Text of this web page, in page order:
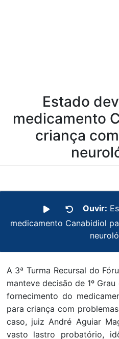
Estado
medicamento
criança
Ouvir:
medicamento Canabidiol
A 3ª Turma Recursal do
manteve decisão de 1º
fornecimento do
para criança com
caso, juiz André Aguiar
vasto lastro probatório,